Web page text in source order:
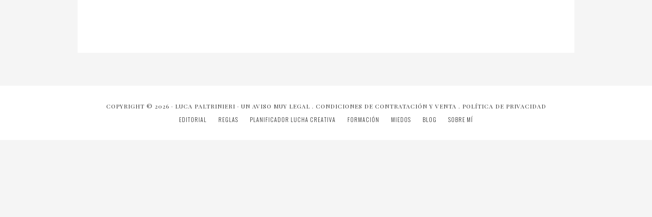
COPYRIGHT © 2026 · LUCA PALTRINIERI · UN AVISO MUY LEGAL . CONDICIONES DE CONTRATACIÓN Y VENTA . POLÍTICA DE PRIVACIDAD
EDITORIAL REGLAS PLANIFICADOR LUCHA CREATIVA FORMACIÓN MIEDOS BLOG SOBRE MÍ